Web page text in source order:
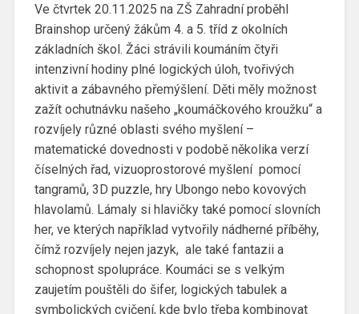
Ve čtvrtek 20.11.2025 na ZŠ Zahradní proběhl
Brainshop určený žákům 4. a 5. tříd z okolních
základních škol. Žáci strávili koumáním čtyři
intenzivní hodiny plné logických úloh, tvořivých
aktivit a zábavného přemýšlení. Děti měly možnost
zažít ochutnávku našeho „koumáčkového kroužku“ a
rozvíjely různé oblasti svého myšlení –
matematické dovednosti v podobě několika verzí
číselných řad, vizuoprostorové myšlení pomocí
tangramů, 3D puzzle, hry Ubongo nebo kovových
hlavolamů. Lámaly si hlavičky také pomocí slovních
her, ve kterých například vytvořily nádherné příběhy,
čímž rozvíjely nejen jazyk, ale také fantazii a
schopnost spolupráce. Koumáci se s velkým
zaujetím pouštěli do šifer, logických tabulek a
symbolických cvičení, kde bylo třeba kombinovat